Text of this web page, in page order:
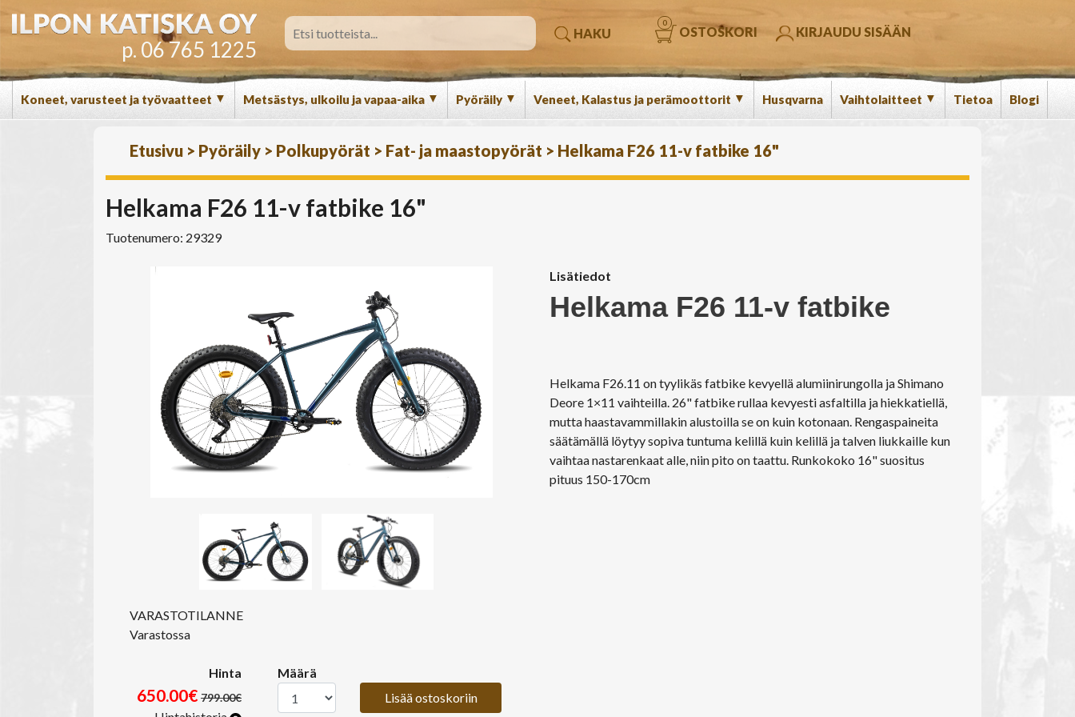
p. 06 765 1225
HAKU OSTOSKORI
0
KIRJAUDU SISÄÄN
Koneet, varusteet ja työvaatteet ▼ Metsästys, ulkoilu ja vapaa-aika ▼ Pyöräily ▼ Veneet, Kalastus ja perämoottorit ▼ Husqvarna Vaihtolaitteet ▼ Tietoa Blogi
Etusivu > Pyöräily > Polkupyörät > Fat- ja maastopyörät > Helkama F26 11-v fatbike 16"
Helkama F26 11-v fatbike 16"
Tuotenumero: 29329
VARASTOTILANNE
Varastossa
Hinta
650.00€ 799.00€
Määrä
Lisää ostoskoriin
Lisätiedot
Helkama F26 11-v fatbike
Helkama F26.11 on tyylikäs fatbike kevyellä alumiinirungolla ja Shimano
Deore 1×11 vaihteilla. 26" fatbike rullaa kevyesti asfaltilla ja hiekkatiellä,
mutta haastavammillakin alustoilla se on kuin kotonaan. Rengaspaineita
säätämällä löytyy sopiva tuntuma kelillä kuin kelillä ja talven liukkaille kun
vaihtaa nastarenkaat alle, niin pito on taattu. Runkokoko 16" suositus
pituus 150-170cm